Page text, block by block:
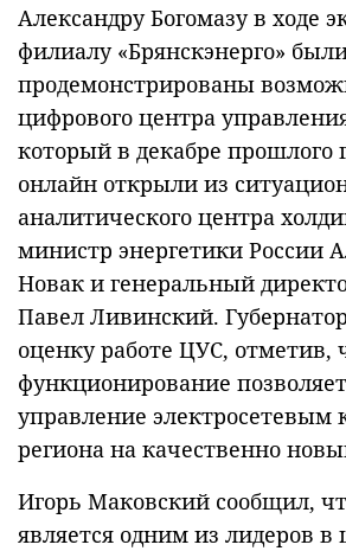
Александру Богомазу в ходе
филиалу «Брянскэнерго»
продемонстрированы
цифрового центра
который в декабре прошлого
онлайн открыли из
аналитического центра
министр энергетики России
Новак и генеральный
Павел Ливинский.
оценку работе ЦУС, отметив,
функционирование
управление электросетевым
региона на качественно
Игорь Маковский сообщил,
является одним из лидеров в